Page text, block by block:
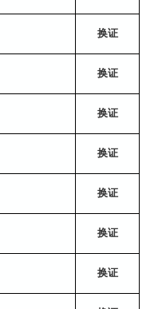
换证
换证
换证
换证
换证
换证
换证